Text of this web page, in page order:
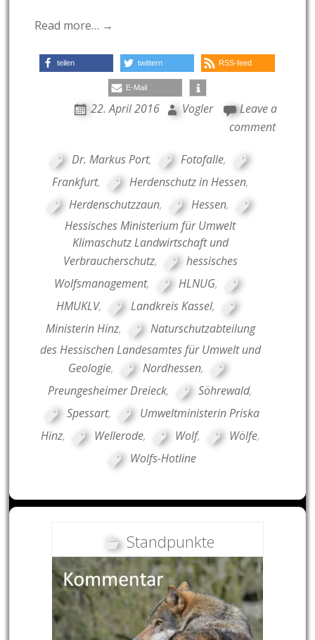
Read more… →
teilen twittern RSS-feed
E-Mail
22. April 2016 Vogler
Leave a
comment
Dr. Markus Port, Fotofalle,
Frankfurt, Herdenschutz in Hessen,
Herdenschutzzaun, Hessen,
Hessisches Ministerium für Umwelt
Klimaschutz Landwirtschaft und
Verbraucherschutz,
hessisches
Wolfsmanagement, HLNUG,
HMUKLV, Landkreis Kassel,
Ministerin Hinz,
Naturschutzabteilung
des Hessischen Landesamtes für Umwelt und
Geologie, Nordhessen,
Preungesheimer Dreieck, Söhrewald,
Spessart,
Umweltministerin Priska
Hinz, Wellerode, Wolf, Wölfe,
Wolfs-Hotline
Standpunkte